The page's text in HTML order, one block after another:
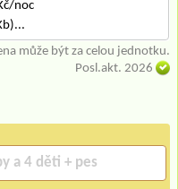
noc
může být za celou jednotku.
Posl.akt. 2026